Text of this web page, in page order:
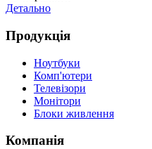
Детально
Продукція
Ноутбуки
Комп'ютери
Телевізори
Монітори
Блоки живлення
Компанія